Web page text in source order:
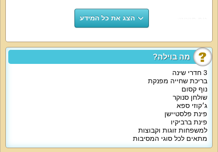
מה בוילה?
3 חדרי שינה
בריכת שחייה מפנקת
נוף קסום
שולחן סנוקר
ג׳קוזי ספא
פינת פלסטיישן
פינת ברביקיו
למשפחות זוגות וקבוצות
מתאים לכל סוגי המסיבות
המערבי‫.‬
על קצה המזלג‫
וילה פסגת האור היא וילת נופש שתעניק לכם כל שתרצו‫
מפנקת‫,‬אירוח למסיבות מכל הסוגים ושפע פינוקים לכולם‫
מה הוילה כוללת‫ ?‬
3 חדרי שינה מפנקים במיוחד‫,‬ בכל חדר מיטה זוגית נוחה ומצעים רכים‫,‬ ארון
הצג את כל המידע